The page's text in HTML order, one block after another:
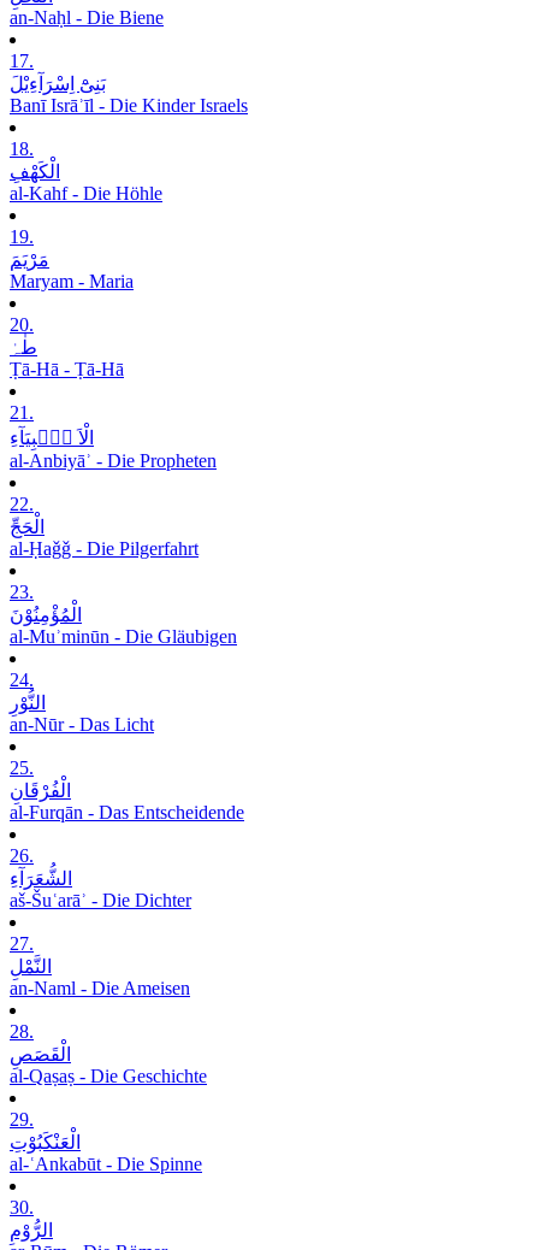
an-Naḥl - Die Biene
17.
بَنِیْٓ اِسْرَآءِیْلَ
Banī Isrāʾīl - Die Kinder Israels
18.
الْکَھْفِ
al-Kahf - Die Höhle
19.
مَرْیَمَ
Maryam - Maria
20.
طٰہٰ
Ṭā-Hā - Ṭā-Hā
21.
الْاَ نۡۢبِیَآءِ
al-Anbiyāʾ - Die Propheten
22.
الْحَجِّ
al-Ḥaǧǧ - Die Pilgerfahrt
23.
الْمُؤْمِنُوْنَ
al-Muʾminūn - Die Gläubigen
24.
النُّوْرِ
an-Nūr - Das Licht
25.
الْفُرْقَانِ
al-Furqān - Das Entscheidende
26.
الشُّعَرَآءِ
aš-Šuʿarāʾ - Die Dichter
27.
النَّمْلِ
an-Naml - Die Ameisen
28.
الْقَصَصِ
al-Qaṣaṣ - Die Geschichte
29.
الْعَنْکَبُوْتِ
al-ʿAnkabūt - Die Spinne
30.
الرُّوْمِ